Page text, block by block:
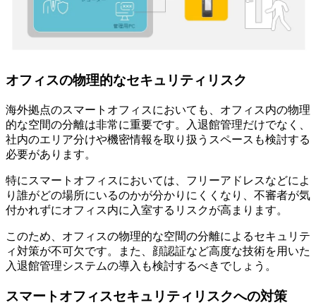
オフィスの物理的なセキュリティリスク
海外拠点のスマートオフィスにおいても、オフィス内の物理
的な空間の分離は非常に重要です。入退館管理だけでなく、
社内のエリア分けや機密情報を取り扱うスペースも検討する
必要があります。
特にスマートオフィスにおいては、フリーアドレスなどによ
り誰がどの場所にいるのかが分かりにくくなり、不審者が気
付かれずにオフィス内に入室するリスクが高まります。
このため、オフィスの物理的な空間の分離によるセキュリテ
ィ対策が不可欠です。また、顔認証など高度な技術を用いた
入退館管理システムの導入も検討するべきでしょう。
スマートオフィスセキュリティリスクへの対策